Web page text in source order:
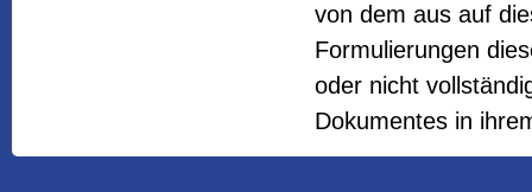
von dem aus auf
Formulierungen
oder nicht
Dokumentes in